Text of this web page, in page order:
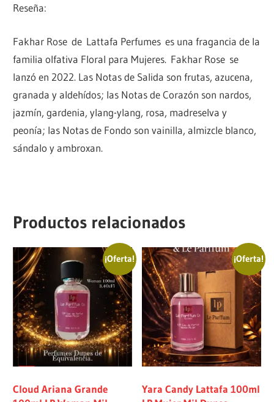
Reseña:
Fakhar Rose de Lattafa Perfumes es una fragancia de la
familia olfativa Floral para Mujeres. Fakhar Rose se
lanzó en 2022. Las Notas de Salida son frutas, azucena,
granada y aldehídos; las Notas de Corazón son nardos,
jazmín, gardenia, ylang-ylang, rosa, madreselva y
peonía; las Notas de Fondo son vainilla, almizcle blanco,
sándalo y ambroxan.
Productos relacionados
¡Oferta!
Cloud Ariana Grande
¡Oferta!
Yara Candy Lattafa 100ml